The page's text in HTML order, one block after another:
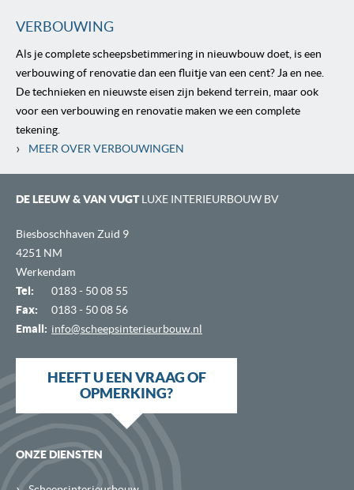
VERBOUWING
Als je complete scheepsbetimmering in nieuwbouw doet, is een
verbouwing of renovatie dan een fluitje van een cent? Ja en nee.
De technieken en nieuwste eisen zijn bekend terrein, maar ook
voor een verbouwing en renovatie maken we een complete
tekening.
› MEER OVER VERBOUWINGEN
DE LEEUW & VAN VUGTLUXE INTERIEURBOUW BV
Biesboschhaven Zuid 9
4251 NM
Werkendam
Tel:
0183 - 50 08 55
Fax:
0183 - 50 08 56
Email: info@scheepsinterieurbouw.nl
HEEFT U EEN VRAAG OF
OPMERKING?
ONZE DIENSTEN